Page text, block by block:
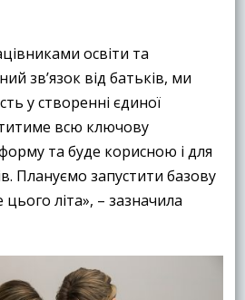
освіти та
зв’язок від батьків, ми
у створенні єдиної
всю ключову
та буде корисною і для
Плануємо запустити базову
літа», – зазначила